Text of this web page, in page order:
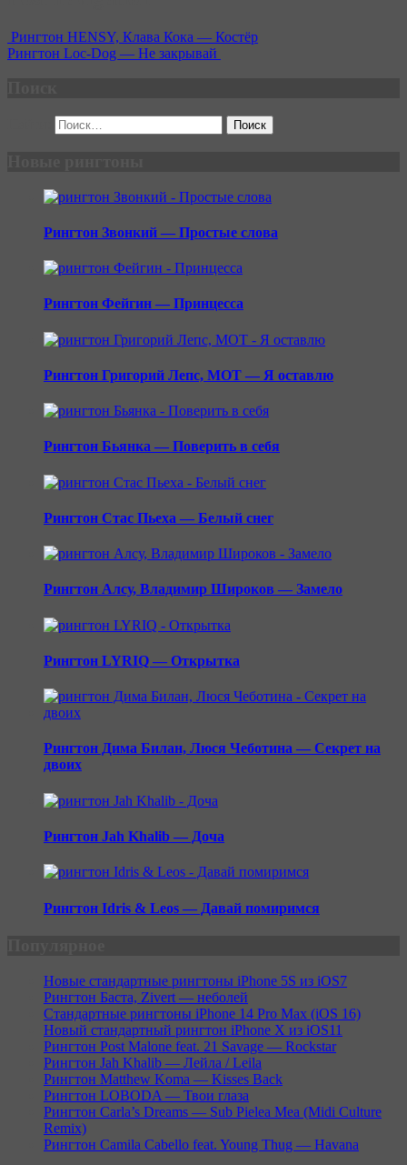
Рингтон HENSY, Клава Кока — Костёр
Рингтон Loc-Dog — Не закрывай
Рингтон Звонкий — Простые слова
Рингтон Фейгин — Принцесса
Рингтон Григорий Лепс, МОТ — Я оставлю
Рингтон Бьянка — Поверить в себя
Рингтон Стас Пьеха — Белый снег
Рингтон Алсу, Владимир Широков — Замело
Рингтон LYRIQ — Открытка
Рингтон Дима Билан, Люся Чеботина — Секрет на
двоих
Рингтон Jah Khalib — Доча
Рингтон Idris & Leos — Давай помиримся
Новые стандартные рингтоны iPhone 5S из iOS7
Рингтон Баста, Zivert — неболей
Стандартные рингтоны iPhone 14 Pro Max (iOS 16)
Новый стандартный рингтон iPhone X из iOS11
Рингтон Post Malone feat. 21 Savage — Rockstar
Рингтон Jah Khalib — Лейла / Leila
Рингтон Matthew Koma — Kisses Back
Рингтон LOBODA — Твои глаза
Рингтон Carla’s Dreams — Sub Pielea Mea (Midi Culture
Remix)
Рингтон Camila Cabello feat. Young Thug — Havana